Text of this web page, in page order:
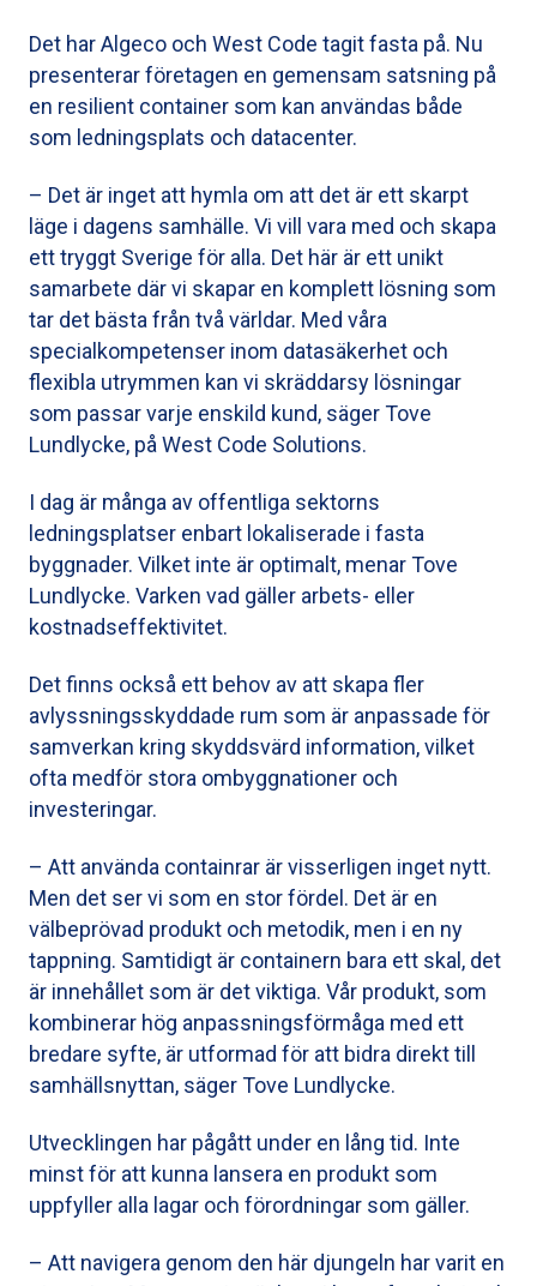
Det har Algeco och West Code tagit fasta på. Nu
presenterar företagen en gemensam satsning på
en resilient container som kan användas både
som ledningsplats och datacenter.
– Det är inget att hymla om att det är ett skarpt
läge i dagens samhälle. Vi vill vara med och skapa
ett tryggt Sverige för alla. Det här är ett unikt
samarbete där vi skapar en komplett lösning som
tar det bästa från två världar. Med våra
specialkompetenser inom datasäkerhet och
flexibla utrymmen kan vi skräddarsy lösningar
som passar varje enskild kund, säger Tove
Lundlycke, på West Code Solutions.
I dag är många av offentliga sektorns
ledningsplatser enbart lokaliserade i fasta
byggnader. Vilket inte är optimalt, menar Tove
Lundlycke. Varken vad gäller arbets- eller
kostnadseffektivitet.
Det finns också ett behov av att skapa fler
avlyssningsskyddade rum som är anpassade för
samverkan kring skyddsvärd information, vilket
ofta medför stora ombyggnationer och
investeringar.
– Att använda containrar är visserligen inget nytt.
Men det ser vi som en stor fördel. Det är en
välbeprövad produkt och metodik, men i en ny
tappning. Samtidigt är containern bara ett skal, det
är innehållet som är det viktiga. Vår produkt, som
kombinerar hög anpassningsförmåga med ett
bredare syfte, är utformad för att bidra direkt till
samhällsnyttan, säger Tove Lundlycke.
Utvecklingen har pågått under en lång tid. Inte
minst för att kunna lansera en produkt som
uppfyller alla lagar och förordningar som gäller.
– Att navigera genom den här djungeln har varit en